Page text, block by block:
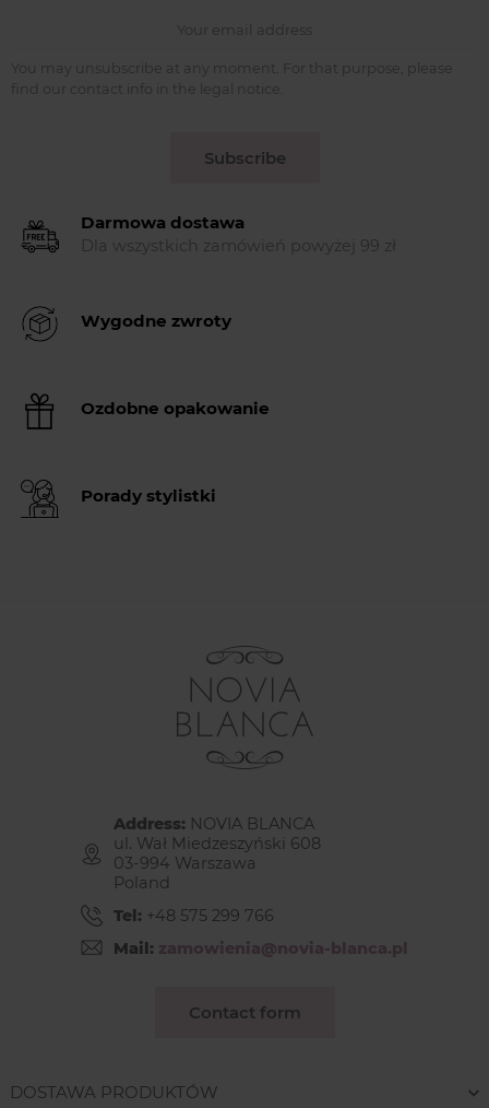
You may unsubscribe at any moment. For that purpose, please
find our contact info in the legal notice.
Subscribe
Darmowa dostawa
Dla wszystkich zamówień powyżej 99 zł
Wygodne zwroty
Ozdobne opakowanie
Porady stylistki
Address: NOVIA BLANCA
ul. Wał Miedzeszyński 608
03-994 Warszawa
Poland
Tel: +48 575 299 766
Mail: zamowienia@novia-blanca.pl
Contact form
DOSTAWA PRODUKTÓW